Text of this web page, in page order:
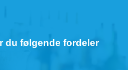
du følgende fordeler